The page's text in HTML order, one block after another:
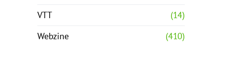
VTT
(14)
Webzine
(410)